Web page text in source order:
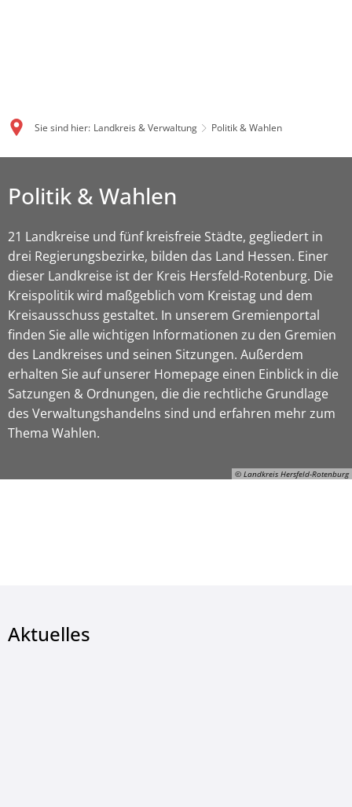
Sie sind hier: Landkreis & Verwaltung Politik & Wahlen
© Landkreis Hersfeld-Rotenburg
Politik & Wahlen
21 Landkreise und fünf kreisfreie Städte, gegliedert in
drei Regierungsbezirke, bilden das Land Hessen. Einer
dieser Landkreise ist der Kreis Hersfeld-Rotenburg. Die
Kreispolitik wird maßgeblich vom Kreistag und dem
Kreisausschuss gestaltet. In unserem Gremienportal
finden Sie alle wichtigen Informationen zu den Gremien
des Landkreises und seinen Sitzungen. Außerdem
erhalten Sie auf unserer Homepage einen Einblick in die
Satzungen & Ordnungen, die die rechtliche Grundlage
des Verwaltungshandelns sind und erfahren mehr zum
Thema Wahlen.
Aktuelles